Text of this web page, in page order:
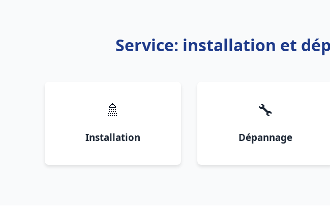
Service: installation et
🚿
Installation
🔧
Dépannage